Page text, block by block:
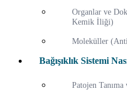
Organlar ve
Kemik İliği)
Moleküller
Bağışıklık Sistemi
Patojen Tanıma